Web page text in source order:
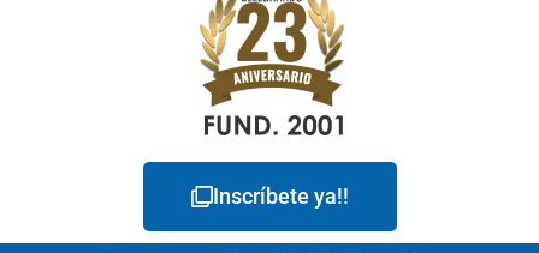
Inscríbete ya!!